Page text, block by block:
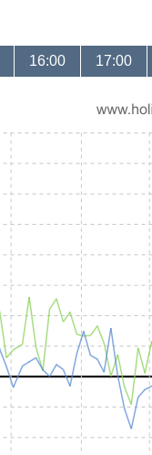
16:00 17:00